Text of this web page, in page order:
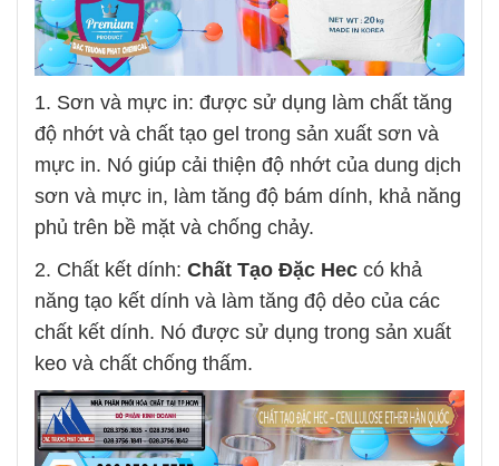
1. Sơn và mực in: được sử dụng làm chất tăng
độ nhớt và chất tạo gel trong sản xuất sơn và
mực in. Nó giúp cải thiện độ nhớt của dung dịch
sơn và mực in, làm tăng độ bám dính, khả năng
phủ trên bề mặt và chống chảy.
2. Chất kết dính: Chất Tạo Đặc Hec có khả
năng tạo kết dính và làm tăng độ dẻo của các
chất kết dính. Nó được sử dụng trong sản xuất
keo và chất chống thấm.